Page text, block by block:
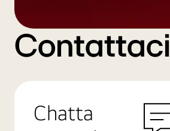
Contattaci
Chatta